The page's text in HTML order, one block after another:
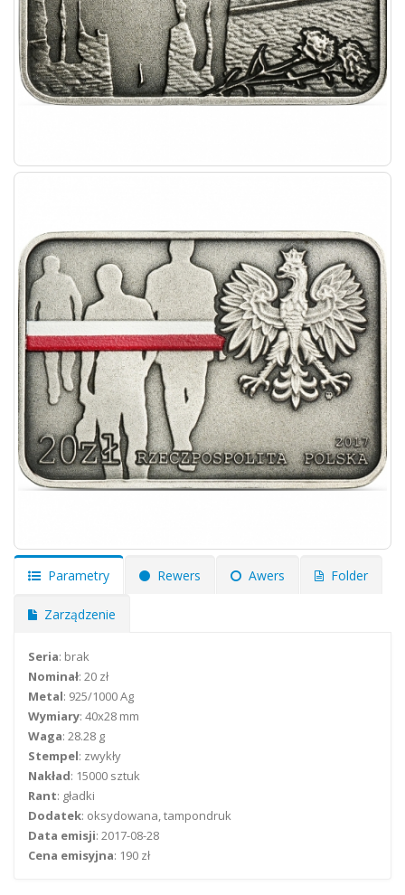
Parametry Rewers Awers Folder
Zarządzenie
Seria: brak
Nominał: 20 zł
Metal: 925/1000 Ag
Wymiary: 40x28 mm
Waga: 28.28 g
Stempel: zwykły
Nakład: 15000 sztuk
Rant: gładki
Dodatek: oksydowana, tampondruk
Data emisji: 2017-08-28
Cena emisyjna: 190 zł